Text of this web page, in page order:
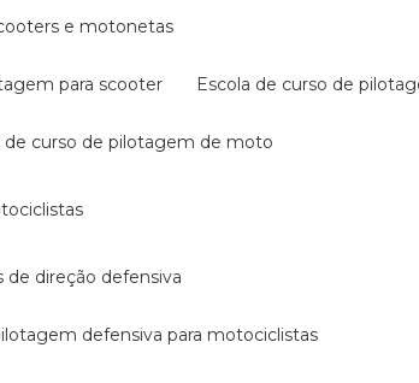
e motonetas
para scooter escola de curso de
de curso de pilotagem de moto
de direção defensiva
defensiva para motociclistas